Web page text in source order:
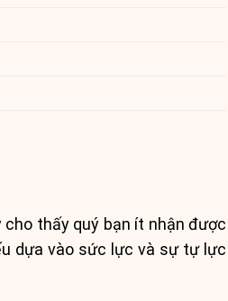
cho thấy quý bạn ít nhận được
dựa vào sức lực và sự tự lực